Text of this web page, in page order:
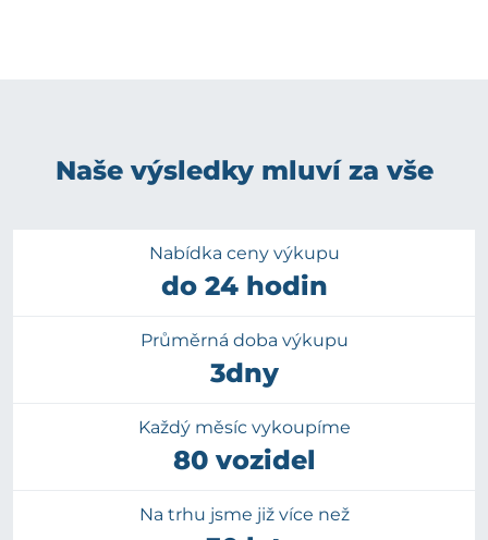
Naše výsledky mluví za vše
Nabídka ceny výkupu
do 24 hodin
Průměrná doba výkupu
3dny
Každý měsíc vykoupíme
80 vozidel
Na trhu jsme již více než